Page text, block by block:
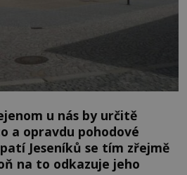
u nás by určitě
a opravdu pohodové
Jeseníků se tím zřejmě
na to odkazuje jeho